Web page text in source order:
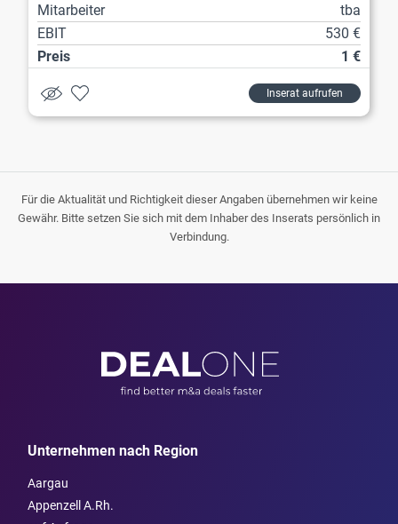
Mitarbeiter
tba
EBIT
530 €
Preis
1 €
Inserat aufrufen
Für die Aktualität und Richtigkeit dieser Angaben übernehmen wir keine
Gewähr. Bitte setzen Sie sich mit dem Inhaber des Inserats persönlich in
Verbindung.
Unternehmen nach Region
Aargau
Appenzell A.Rh.